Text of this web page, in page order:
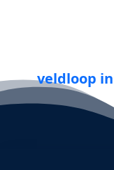
veldloop